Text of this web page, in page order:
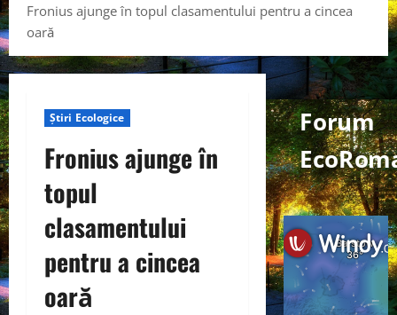
Fronius ajunge în topul clasamentului pentru a cincea
oară
Știri Ecologice
Fronius ajunge în
topul
clasamentului
pentru a cincea
oară
Forum